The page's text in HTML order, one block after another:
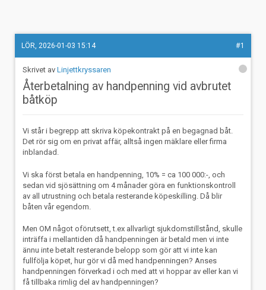
LÖR, 2026-01-03 15:14 #1
Linjettkryssaren
Återbetalning av handpenning vid avbrutet
båtköp
Vi står i begrepp att skriva köpekontrakt på en begagnad båt.
Det rör sig om en privat affär, alltså ingen mäklare eller firma
inblandad.
Vi ska först betala en handpenning, 10% = ca 100 000:-, och
sedan vid sjösättning om 4 månader göra en funktionskontroll
av all utrustning och betala resterande köpeskilling. Då blir
båten vår egendom.
Men OM något oförutsett, t.ex allvarligt sjukdomstillstånd, skulle
inträffa i mellantiden då handpenningen är betald men vi inte
ännu inte betalt resterande belopp som gör att vi inte kan
fullfölja köpet, hur gör vi då med handpenningen? Anses
handpenningen förverkad i och med att vi hoppar av eller kan vi
få tillbaka rimlig del av handpenningen?